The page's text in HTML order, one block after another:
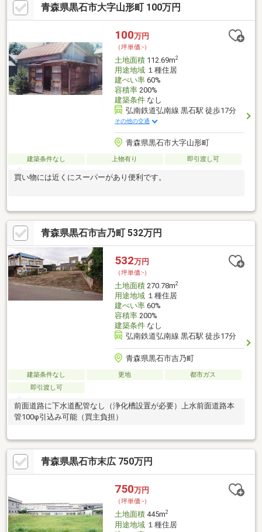
青森県黒石市大字山形町 100万円
100万円
（坪単価:-）
土地面積112.69m2
用途地域１種住居
建ぺい率60%
容積率200%
建築条件なし
弘南鉄道弘南線 黒石駅 徒歩17分
その他の交通
青森県黒石市大字山形町
建築条件なし 上物有り 即引渡し可
買い物には近くにスーパーがあり便利です。
青森県黒石市吉乃町 532万円
532万円
（坪単価:-）
土地面積270.78m2
用途地域１種住居
建ぺい率60%
容積率200%
建築条件なし
弘南鉄道弘南線 黒石駅 徒歩17分
青森県黒石市吉乃町
建築条件なし 更地
都市ガス
即引渡し可
前面道路に下水道配管なし（浄化槽設置が必要）上水前面道路本
管100φ引込み可能（買主負担）
青森県黒石市末広 750万円
750万円
（坪単価:-）
土地面積445m2
用途地域１種住居